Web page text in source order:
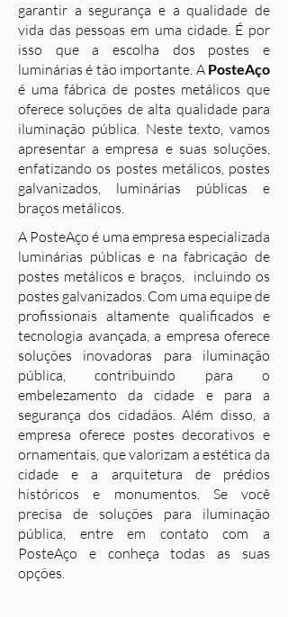
garantir a segurança e a qualidade de
vida das pessoas em uma cidade. É por
isso que a escolha dos postes e
luminárias é tão importante. A PosteAço
é uma fábrica de postes metálicos que
oferece soluções de alta qualidade para
iluminação pública. Neste texto, vamos
apresentar a empresa e suas soluções,
enfatizando os postes metálicos, postes
galvanizados, luminárias públicas e
braços metálicos.
A PosteAço é uma empresa especializada
luminárias públicas e na fabricação de
postes metálicos e braços, incluindo os
postes galvanizados. Com uma equipe de
profissionais altamente qualificados e
tecnologia avançada, a empresa oferece
soluções inovadoras para iluminação
pública, contribuindo para o
embelezamento da cidade e para a
segurança dos cidadãos. Além disso, a
empresa oferece postes decorativos e
ornamentais, que valorizam a estética da
cidade e a arquitetura de prédios
históricos e monumentos. Se você
precisa de soluções para iluminação
pública, entre em contato com a
PosteAço e conheça todas as suas
opções.